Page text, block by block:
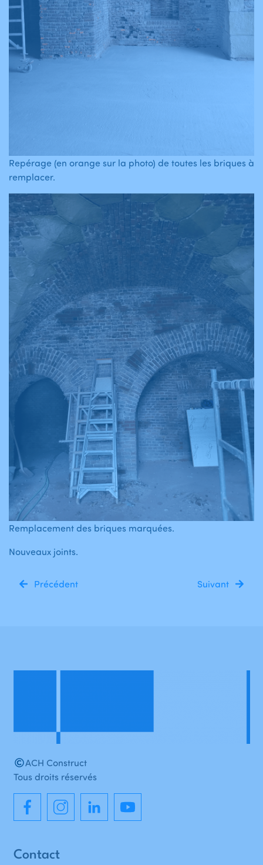
Repérage (en orange sur la photo) de toutes les briques à
remplacer.
Remplacement des briques marquées.
Nouveaux joints.
Suivant
Précédent
Contact
ACH Construct
Tous droits réservés